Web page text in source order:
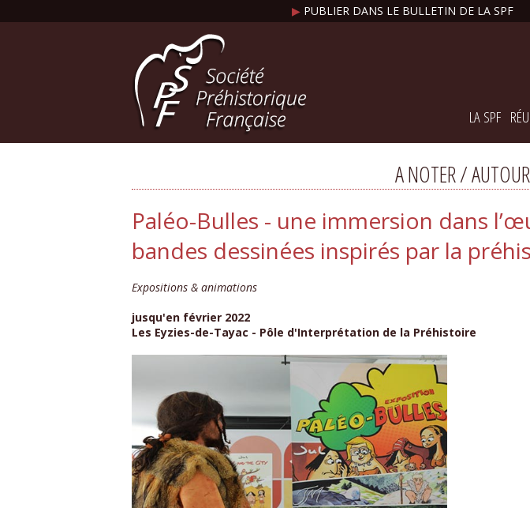
▶ PUBLIER DANS LE BULLETIN DE LA SPF
LA SPF
A NOTER /
Paléo-Bulles - une immersion dans
bandes dessinées inspirés par la
Expositions & animations
jusqu'en février 2022
Les Eyzies-de-Tayac - Pôle d'Interprétation de la Préhistoire